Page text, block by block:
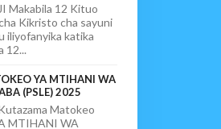
Makabila 12 Kituo
Kikristo cha sayuni
iliyofanyika katika
12...
YA MTIHANI WA
(PSLE) 2025
Matokeo
MTIHANI WA